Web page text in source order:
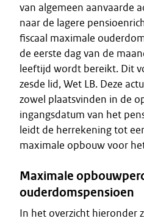
van algemeen aanvaarde
naar de lagere
fiscaal maximale
de eerste dag van de
leeftijd wordt bereikt. Dit
zesde lid, Wet LB. Deze
zowel plaatsvinden in de
ingangsdatum van het
leidt de herrekening tot
maximale opbouw voor
Maximale
ouderdomspensioen
In het overzicht hieronder